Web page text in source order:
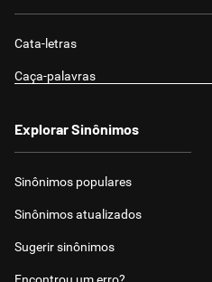
Cata-letras
Caça-palavras
Explorar Sinônimos
Sinônimos populares
Sinônimos atualizados
Sugerir sinônimos